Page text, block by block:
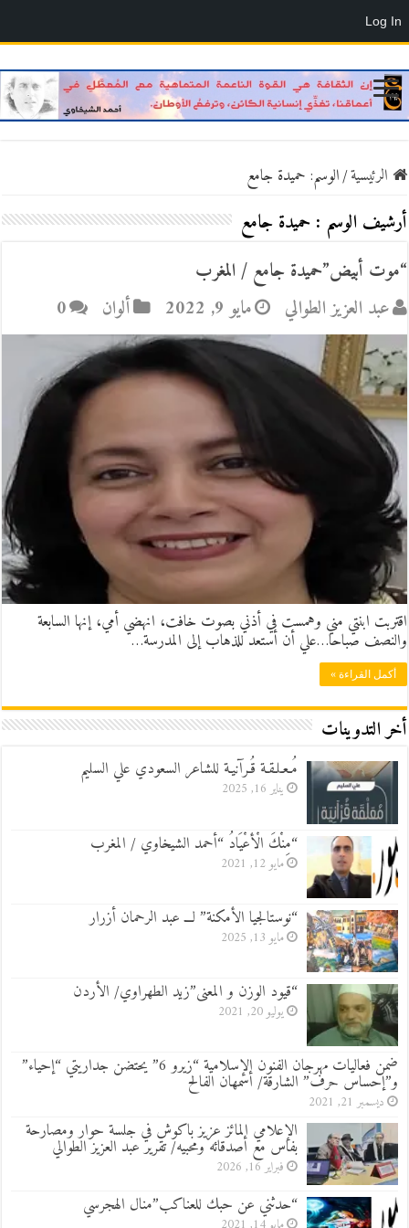
الرئيسية/الوسم: حميدة جامع
أرشيف الوسم :حميدة جامع
“موت أبيض”حميدة جامع / المغرب
عبد العزيز الطوالي
مايو 9, 2022 ألوان 0
اقتربت ابنتي مني وهمست في أذني بصوت خافت، انهضي أمي، إنها السابعة
والنصف صباحا…علي أن أستعد للذهاب إلى المدرسة…
أكمل القراءة »
أخر التدوينات
مُـعـلـقـة قُـرآنيـة للشاعر السعودي علي السليم
يناير 16, 2025
“مِنْكَ الْأعْيَادُ “أحمد الشيخاوي / المغرب
مايو 12, 2021
“نوستالجيا الأمكنة” لـــ عبد الرحمان أزرار
مايو 13, 2025
“قيود الوزن و المعنى”زيد الطهراوي/ الأردن
يوليو 20, 2021
ضمن فعاليات مهرجان الفنون الإسلامية “زيرو 6” يحتضن جداريتي “إحياء”
و”إحساس حرف” الشارقة/ أسمهان الفالح
ديسمبر 21, 2021
الإعلامي المائز عزيز باكوش في جلسة حوار ومصارحة
بفاس مع أصدقائه ومحبيه/ تقرير عبد العزيز الطوالي
فبراير 16, 2026
“حدثني عن حبك للعناكب”منال الهجرسي
Log In